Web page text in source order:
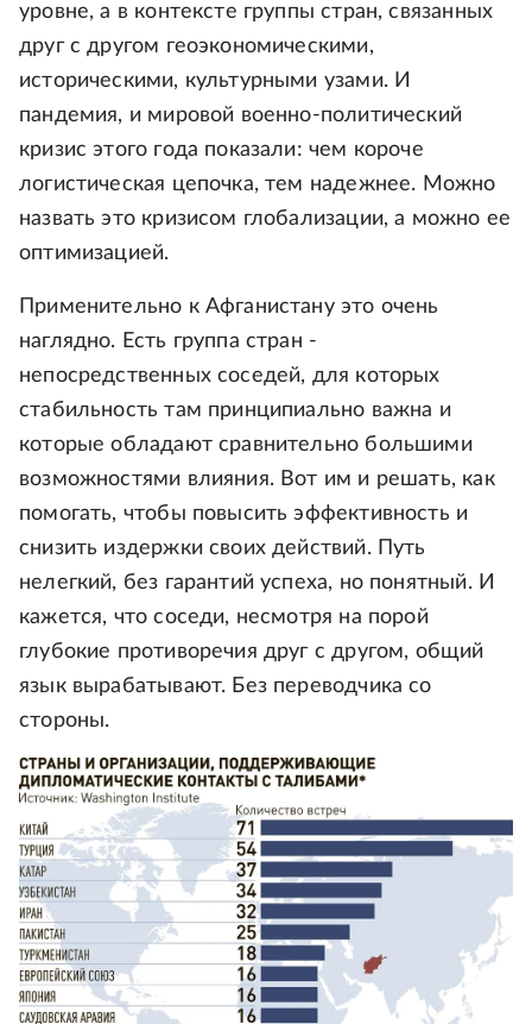
уровне, а в контексте группы стран, связанных
друг с другом геоэкономическими,
историческими, культурными узами. И
пандемия, и мировой военно-политический
кризис этого года показали: чем короче
логистическая цепочка, тем надежнее. Можно
назвать это кризисом глобализации, а можно ее
оптимизацией.
Применительно к Афганистану это очень
наглядно. Есть группа стран -
непосредственных соседей, для которых
стабильность там принципиально важна и
которые обладают сравнительно большими
возможностями влияния. Вот им и решать, как
помогать, чтобы повысить эффективность и
снизить издержки своих действий. Путь
нелегкий, без гарантий успеха, но понятный. И
кажется, что соседи, несмотря на порой
глубокие противоречия друг с другом, общий
язык вырабатывают. Без переводчика со
стороны.